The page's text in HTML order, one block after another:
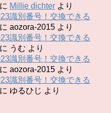
に Millie dichter より
識別番号！交換できる
に aozora-2015 より
識別番号！交換できる
に うむ より
識別番号！交換できる
に aozora-2015 より
識別番号！交換できる
に ゆるひじ より